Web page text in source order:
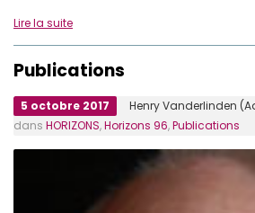
Lire la suite
Publications
5 octobre 2017 Henry Vanderlinden
dans HORIZONS,Horizons 96,Publications